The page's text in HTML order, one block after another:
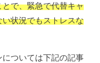
で、緊急で代替キャ
状況でもストレスな
ついては下記の記事